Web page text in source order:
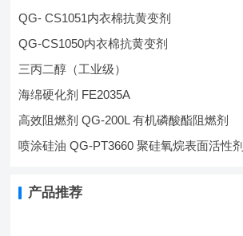
QG- CS1051内衣棉抗黄变剂
QG-CS1050内衣棉抗黄变剂
三丙二醇（工业级）
海绵硬化剂 FE2035A
高效阻燃剂 QG-200L 有机磷酸酯阻燃剂
喷涂硅油 QG-PT3660 聚硅氧烷表面活性剂
产品推荐